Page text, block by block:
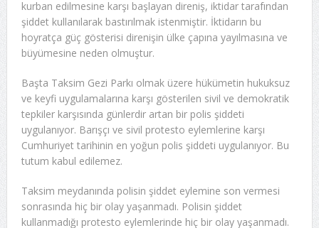
kurban edilmesine karşı başlayan direniş, iktidar tarafından
şiddet kullanılarak bastırılmak istenmiştir. İktidarın bu
hoyratça güç gösterisi direnişin ülke çapına yayılmasına ve
büyümesine neden olmuştur.
Başta Taksim Gezi Parkı olmak üzere hükümetin hukuksuz
ve keyfi uygulamalarına karşı gösterilen sivil ve demokratik
tepkiler karşısında günlerdir artan bir polis şiddeti
uygulanıyor. Barışçı ve sivil protesto eylemlerine karşı
Cumhuriyet tarihinin en yoğun polis şiddeti uygulanıyor. Bu
tutum kabul edilemez.
Taksim meydanında polisin şiddet eylemine son vermesi
sonrasında hiç bir olay yaşanmadı. Polisin şiddet
kullanmadığı protesto eylemlerinde hiç bir olay yaşanmadı.